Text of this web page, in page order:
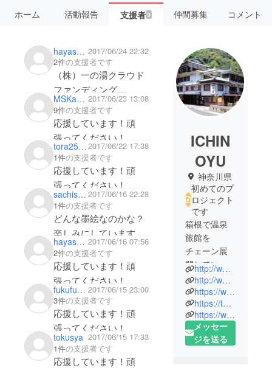
ホーム 活動報告 支援者9 仲間募集 コメント
hayashi takashi 2017/06/24 22:32
2件の支援者です
（株）一の湯クラウド
ファンディング
ご担当 福岡 様
返信回答ありがとうご
ざいます。追加申し込
みを致します。よろし
MSKapsel 2017/06/23 13:08
9件の支援者です
応援しています！頑
張ってください！
tora25312017/06/22 17:38
1件の支援者です
応援しています！頑
張ってください！
sachisachi 2017/06/16 22:28
1件の支援者です
どんな墨絵なのかな？
楽しみにしています。
hayashi takashi 2017/06/16 07:56
2件の支援者です
応援しています！頑
張ってください！
fukufuku292002 2017/06/15 23:00
3件の支援者です
応援しています！頑
張ってください！
tokusya 2017/06/15 17:33
1件の支援者です
応援しています！頑
ICHIN
OYU
神奈川県
初めてのプ
ロジェクト
です
箱根で温泉
旅館を
チェーン展
開している
一の湯グ
ループで
は、旅を
もっと身近
に楽しんで
いただける
http://www.ichinoyu.co.jp/
http://www.ichinoyu.co.jp/eng/
https://www.facebook.com/ichinoyu/
https://twitter.com/ICHINOYU_HAKONE
https://www.instagram.com/ichinoyu_group/
メッセー
ジを送る